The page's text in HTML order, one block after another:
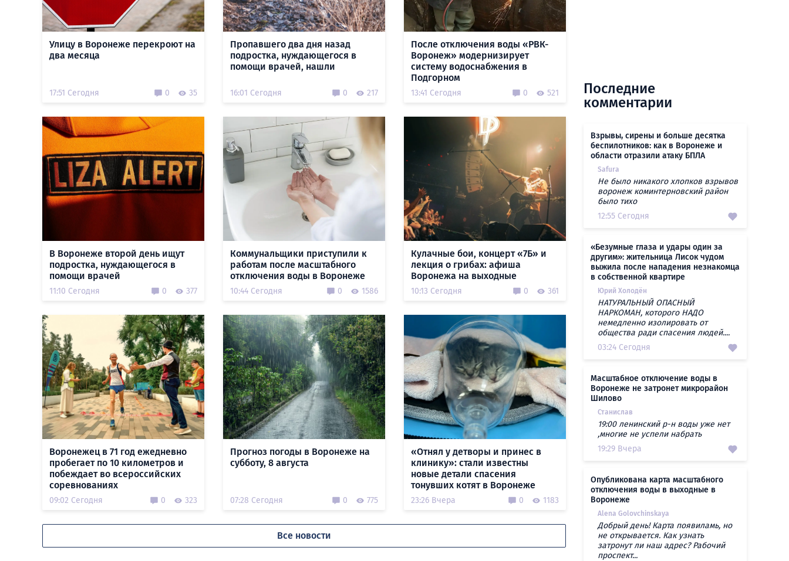
Улицу в Воронеже перекроют на
два месяца
17:51 Сегодня 0 35
Пропавшего два дня назад
подростка, нуждающегося в
помощи врачей, нашли
16:01 Сегодня 0 217
После отключения воды «РВК-
Воронеж» модернизирует
систему водоснабжения в
Подгорном
13:41 Сегодня 0 521
В Воронеже второй день ищут
подростка, нуждающегося в
помощи врачей
11:10 Сегодня 0 377
Коммунальщики приступили к
работам после масштабного
отключения воды в Воронеже
10:44 Сегодня 0 1586
Кулачные бои, концерт «7Б» и
лекция о грибах: афиша
Воронежа на выходные
10:13 Сегодня 0 361
Воронежец в 71 год ежедневно
пробегает по 10 километров и
побеждает во всероссийских
соревнованиях
09:02 Сегодня 0 323
Прогноз погоды в Воронеже на
субботу, 8 августа
07:28 Сегодня 0 775
«Отнял у детворы и принес в
клинику»: стали известны
новые детали спасения
тонувших котят в Воронеже
23:26 Вчера 0 1183
Все новости
Последние
комментарии
Взрывы, сирены и больше десятка
беспилотников: как в Воронеже и
области отразили атаку БПЛА
Safura
Не было никакого хлопков взрывов
воронеж коминтерновский район
было тихо
12:55 Сегодня
«Безумные глаза и удары один за
другим»: жительница Лисок чудом
выжила после нападения незнакомца
в собственной квартире
Юрий Холодён
НАТУРАЛЬНЫЙ ОПАСНЫЙ
НАРКОМАН, которого НАДО
немедленно изолировать от
общества ради спасения людей....
03:24 Сегодня
Масштабное отключение воды в
Воронеже не затронет микрорайон
Шилово
Станислав
19:00 ленинский р-н воды уже нет
,многие не успели набрать
19:29 Вчера
Опубликована карта масштабного
отключения воды в выходные в
Воронеже
Alena Golovchinskaya
Добрый день! Карта появиламь, но
не открывается. Как узнать
затронут ли наш адрес? Рабочий
проспект...